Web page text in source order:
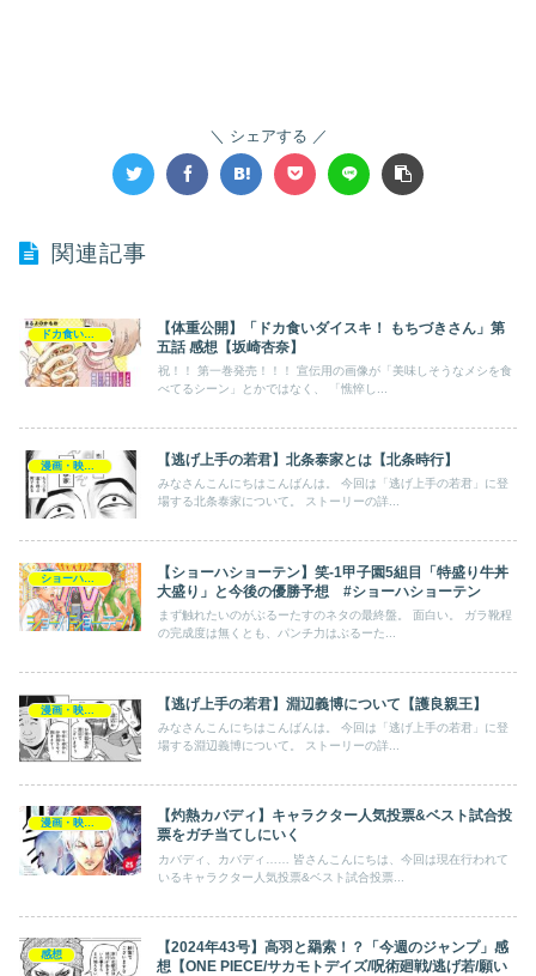
シェアする
関連記事
ドカ食いダイスキ！ もちづきさん
【体重公開】「ドカ食いダイスキ！ もちづきさん」第
五話 感想【坂崎杏奈】
祝！！ 第一巻発売！！！ 宣伝用の画像が「美味しそうなメシを食
べてるシーン」とかではなく、 「憔悴し...
漫画・映画・ゲーム 【逃げ上手の若君】北条泰家とは【北条時行】
みなさんこんにちはこんばんは。 今回は「逃げ上手の若君」に登
場する北条泰家について。 ストーリーの詳...
【ショーハショーテン】笑-1甲子園5組目「特盛り牛丼
大盛り」と今後の優勝予想 #ショーハショーテン
まず触れたいのがぶるーたすのネタの最終盤。 面白い。 ガラ靴程
の完成度は無くとも、パンチ力はぶるーた...
【逃げ上手の若君】淵辺義博について【護良親王】
みなさんこんにちはこんばんは。 今回は「逃げ上手の若君」に登
場する淵辺義博について。 ストーリーの詳...
【灼熱カバディ】キャラクター人気投票&ベスト試合投
票をガチ当てしにいく
カバディ、カバディ…… 皆さんこんにちは、今回は現在行われて
いるキャラクター人気投票&ベスト試合投票...
感想
【2024年43号】高羽と羂索！？「今週のジャンプ」感
想【ONE PIECE/サカモトデイズ/呪術廻戦/逃げ若/願い